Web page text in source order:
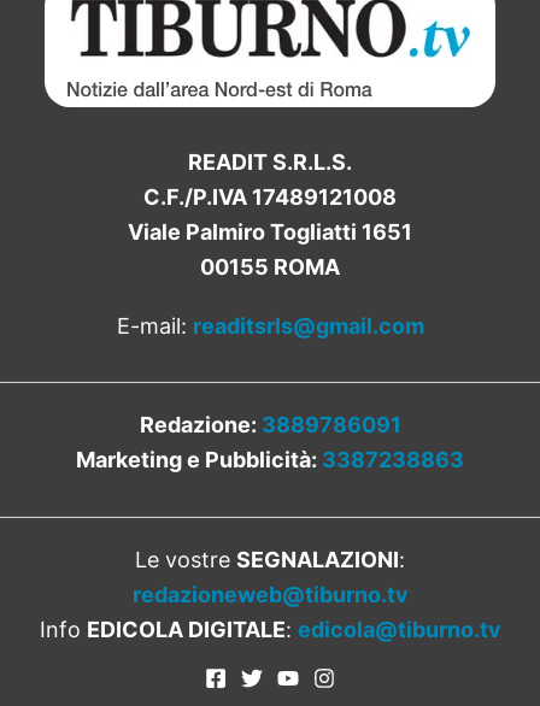
READIT S.R.L.S.
C.F./P.IVA 17489121008
Viale Palmiro Togliatti 1651
00155 ROMA
E-mail: readitsrls@gmail.com
Redazione: 3889786091
Marketing e Pubblicità: 3387238863
Le vostre SEGNALAZIONI:
redazioneweb@tiburno.tv
Info EDICOLA DIGITALE: edicola@tiburno.tv